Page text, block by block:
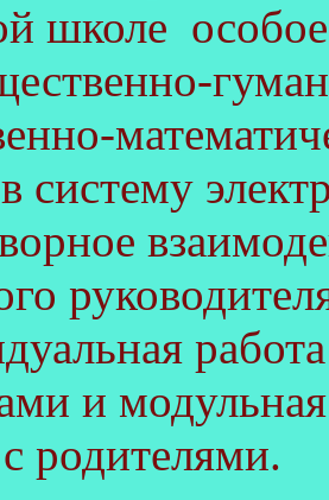
школе
систему
и
родителями.